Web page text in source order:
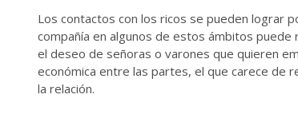
Los contactos con los ricos se pueden lograr
compañía en algunos de estos ámbitos
el deseo de señoras o varones que quieren
económica entre las partes, el que carece de
la relación.